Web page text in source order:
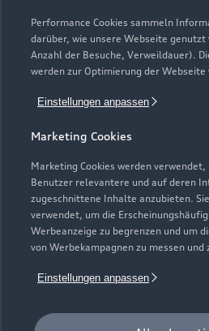
Zur Reparatur
Performance Cookies sammeln
darüber, wie unsere Webseite genutzt
Anzahl der Besuche, Verweildauer).
werden zur Optimierung der Webseite
Einstellungen anpassen
Marketing Cookies
Marketing Cookies werden verwendet,
Benutzer relevantere und auf deren
zugeschnittene Inhalte anzubieten.
verwendet, um die
Werbeanzeige zu begrenzen und um
von Werbekampagnen zu messen und
Einstellungen anpassen